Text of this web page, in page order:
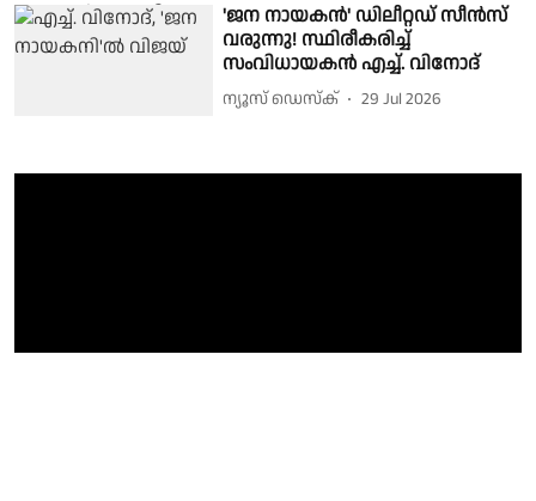
'ജന നായകൻ' ഡിലീറ്റഡ് സീൻസ്
വരുന്നു! സ്ഥിരീകരിച്ച്
സംവിധായകൻ എച്ച്. വിനോദ്
ന്യൂസ് ഡെസ്ക് 29 Jul 2026